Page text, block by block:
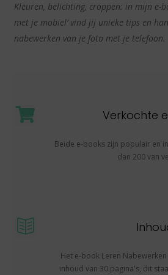
Kleuren, belichting, croppen: in mijn e-
met je mobiel’ vind jij unieke tips en
nabewerken van je foto met je telefoon.
Verkochte
Beide e-books zijn populair en
dan 200 van
Het e-book Leren
inhoud van 30 pagina's, dit